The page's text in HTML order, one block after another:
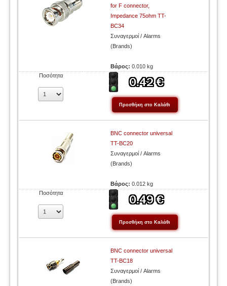
for F connector,
Impedance 75ohm TT-
BC34
Συναγερμοί / Alarms
(Brands)
Βάρος:0.010 kg
Ποσότητα
BNC connector universal
TT-BC20
Συναγερμοί / Alarms
(Brands)
Βάρος:0.012 kg
Ποσότητα
BNC connector universal
TT-BC18
Συναγερμοί / Alarms
(Brands)